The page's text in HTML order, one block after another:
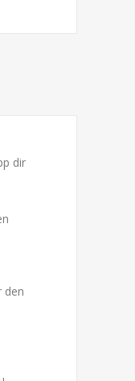
dir
den